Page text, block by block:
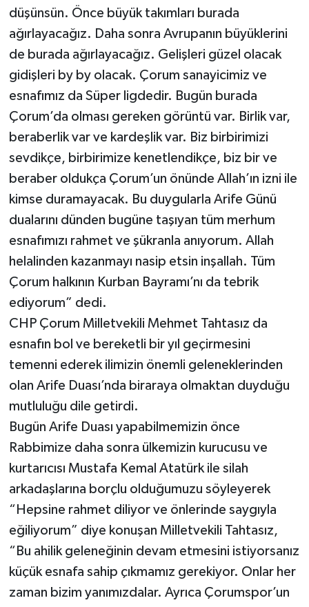
düşünsün. Önce büyük takımları burada
ağırlayacağız. Daha sonra Avrupanın büyüklerini
de burada ağırlayacağız. Gelişleri güzel olacak
gidişleri by by olacak. Çorum sanayicimiz ve
esnafımız da Süper ligdedir. Bugün burada
Çorum’da olması gereken görüntü var. Birlik var,
beraberlik var ve kardeşlik var. Biz birbirimizi
sevdikçe, birbirimize kenetlendikçe, biz bir ve
beraber oldukça Çorum’un önünde Allah’ın izni ile
kimse duramayacak. Bu duygularla Arife Günü
dualarını dünden bugüne taşıyan tüm merhum
esnafımızı rahmet ve şükranla anıyorum. Allah
helalinden kazanmayı nasip etsin inşallah. Tüm
Çorum halkının Kurban Bayramı’nı da tebrik
ediyorum” dedi.
CHP Çorum Milletvekili Mehmet Tahtasız da
esnafın bol ve bereketli bir yıl geçirmesini
temenni ederek ilimizin önemli geleneklerinden
olan Arife Duası’nda biraraya olmaktan duyduğu
mutluluğu dile getirdi.
Bugün Arife Duası yapabilmemizin önce
Rabbimize daha sonra ülkemizin kurucusu ve
kurtarıcısı Mustafa Kemal Atatürk ile silah
arkadaşlarına borçlu olduğumuzu söyleyerek
“Hepsine rahmet diliyor ve önlerinde saygıyla
eğiliyorum” diye konuşan Milletvekili Tahtasız,
“Bu ahilik geleneğinin devam etmesini istiyorsanız
küçük esnafa sahip çıkmamız gerekiyor. Onlar her
zaman bizim yanımızdalar. Ayrıca Çorumspor’un